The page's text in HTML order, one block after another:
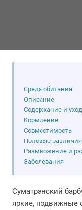
Среда обитания
Описание
Содержание и уход
Кормление
Совместимость
Половые различия
Размножение и
Заболевания
Суматранский
яркие, подвижные